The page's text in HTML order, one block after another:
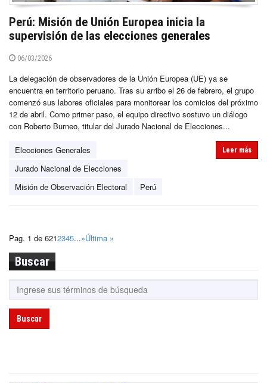
Perú: Misión de Unión Europea inicia la
supervisión de las elecciones generales
06/03/2026
La delegación de observadores de la Unión Europea (UE) ya se
encuentra en territorio peruano. Tras su arribo el 26 de febrero, el grupo
comenzó sus labores oficiales para monitorear los comicios del próximo
12 de abril. Como primer paso, el equipo directivo sostuvo un diálogo
con Roberto Burneo, titular del Jurado Nacional de Elecciones...
Elecciones Generales
Jurado Nacional de Elecciones
Misión de Observación Electoral
Perú
Leer más
Pag. 1 de 6212345...»Última »
Buscar
Buscar